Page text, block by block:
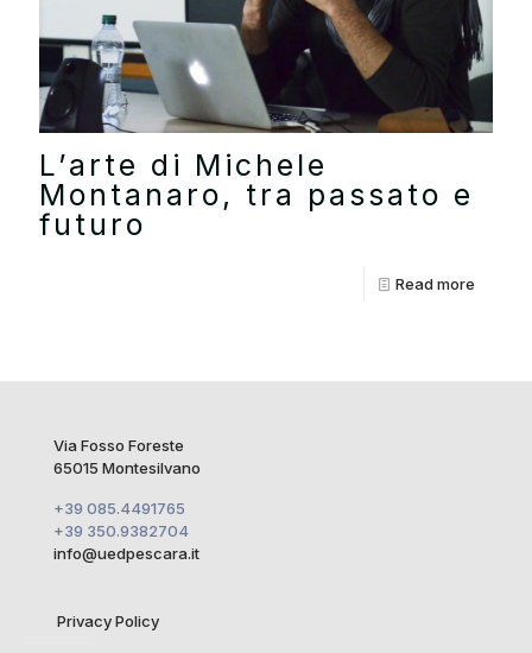
L’arte di Michele
Montanaro, tra passato e
futuro
Read more
Via Fosso Foreste
65015 Montesilvano
+39 085.4491765
+39 350.9382704
info@uedpescara.it
Privacy Policy